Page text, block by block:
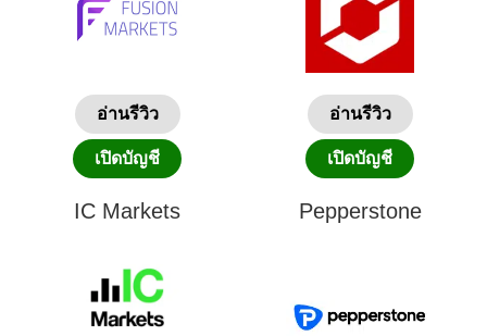
อ่านรีวิว
เปิดบัญชี
อ่านรีวิว
เปิดบัญชี
IC Markets Pepperstone